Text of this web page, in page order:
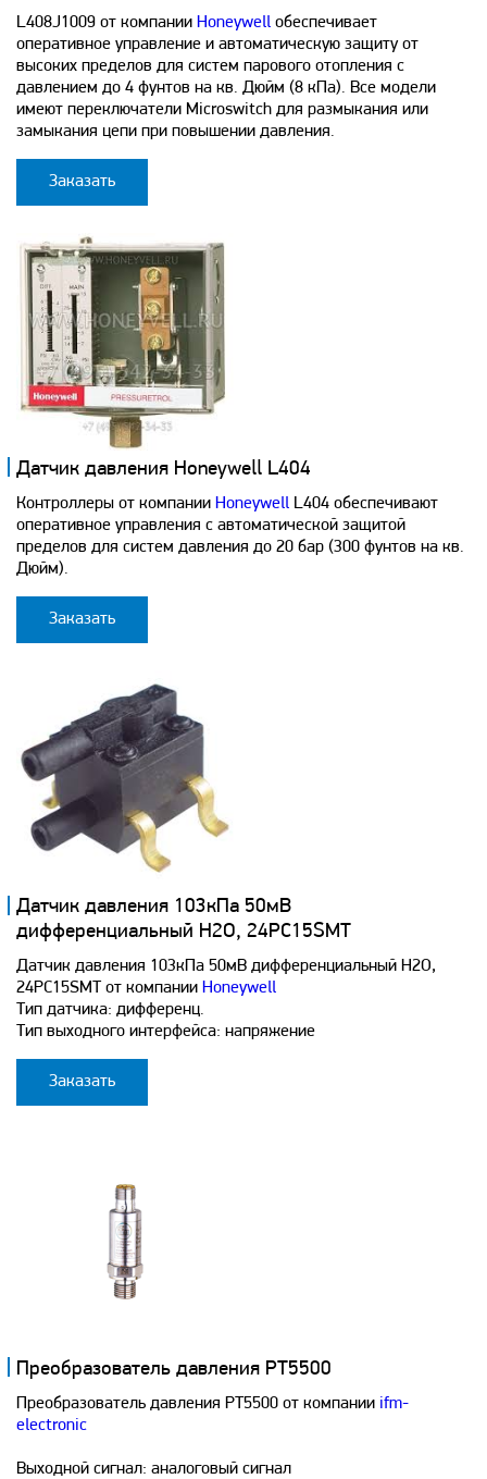
L408J1009 от компании Honeywell обеспечивает
оперативное управление и автоматическую защиту от
высоких пределов для систем парового отопления с
давлением до 4 фунтов на кв. Дюйм (8 кПа). Все модели
имеют переключатели Microswitch для размыкания или
замыкания цепи при повышении давления.
Заказать
Датчик давления Honeywell L404
Контроллеры от компании Honeywell L404 обеспечивают
оперативное управления с автоматической защитой
пределов для систем давления до 20 бар (300 фунтов на кв.
Дюйм).
Заказать
Датчик давления 103кПа 50мВ
дифференциальный H2O, 24PC15SMT
Датчик давления 103кПа 50мВ дифференциальный H2O,
24PC15SMT от компании Honeywell
Тип датчика: дифференц.
Тип выходного интерфейса: напряжение
Заказать
Преобразователь давления PT5500
Преобразователь давления PT5500 от компании ifm-
electronic
Выходной сигнал: аналоговый сигнал